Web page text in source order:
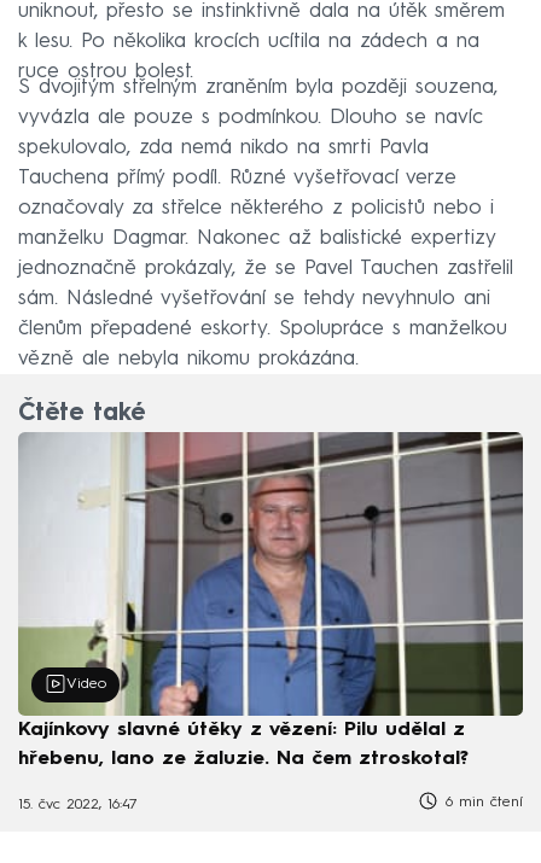
uniknout, přesto se instinktivně dala na útěk směrem
k lesu. Po několika krocích ucítila na zádech a na
ruce ostrou bolest.
S dvojitým střelným zraněním byla později souzena,
vyvázla ale pouze s podmínkou. Dlouho se navíc
spekulovalo, zda nemá nikdo na smrti Pavla
Tauchena přímý podíl. Různé vyšetřovací verze
označovaly za střelce některého z policistů nebo i
manželku Dagmar. Nakonec až balistické expertizy
jednoznačně prokázaly, že se Pavel Tauchen zastřelil
sám. Následné vyšetřování se tehdy nevyhnulo ani
členům přepadené eskorty. Spolupráce s manželkou
vězně ale nebyla nikomu prokázána.
Čtěte také
Video
Kajínkovy slavné útěky z vězení: Pilu udělal z
hřebenu, lano ze žaluzie. Na čem ztroskotal?
15. čvc 2022, 16:47 6 min čtení